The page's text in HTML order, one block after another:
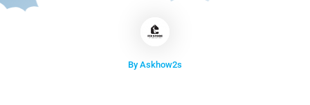
By Askhow2s